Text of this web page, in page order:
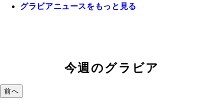
グラビアニュースをもっと見る
今週のグラビア
前へ